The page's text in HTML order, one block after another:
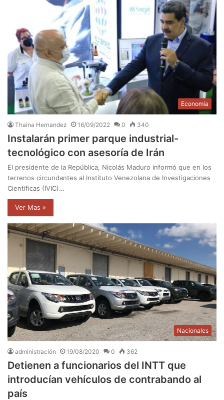
Economía
Thaina Hernandez 16/09/2022 0 340
Instalarán primer parque industrial-
tecnológico con asesoría de Irán
El presidente de la República, Nicolás Maduro informó que en los
terrenos circundantes al Instituto Venezolana de Investigaciones
Científicas (IVIC)…
Ver Mas »
Nacionales
administración 19/08/2020 0 362
Detienen a funcionarios del INTT que
introducían vehículos de contrabando al
país